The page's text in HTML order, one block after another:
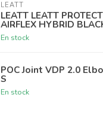
LEATT
LEATT LEATT
AIRFLEX HYBRID
En stock
POC Joint VDP 2.0
S
En stock